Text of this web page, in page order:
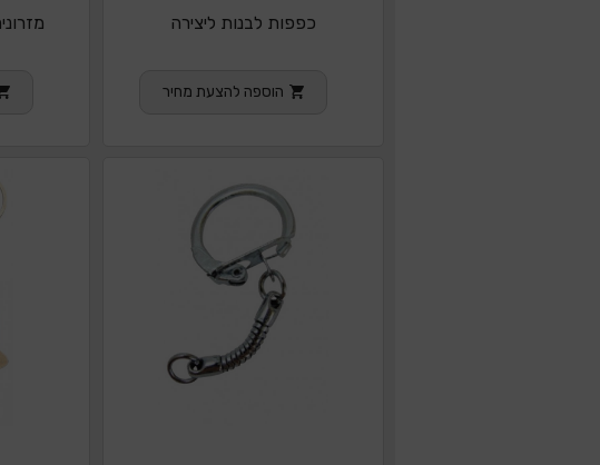
כפפות לבנות ליצירה
הוספה להצעת מחיר
מזרונים